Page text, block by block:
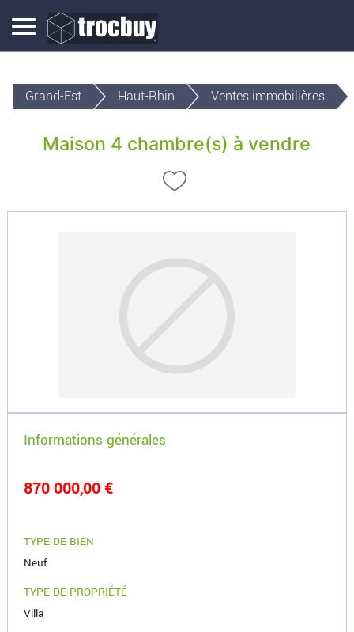
Grand-Est Haut-Rhin Ventes immobilières
Maison 4 chambre(s) à vendre
Informations générales
870 000,00 €
TYPE DE BIEN
Neuf
TYPE DE PROPRIÉTÉ
Villa